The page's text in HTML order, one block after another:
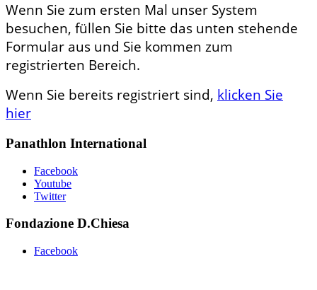
Wenn Sie zum ersten Mal unser System
besuchen, füllen Sie bitte das unten stehende
Formular aus und Sie kommen zum
registrierten Bereich.
Wenn Sie bereits registriert sind, klicken Sie
hier
Panathlon International
Facebook
Youtube
Twitter
Fondazione D.Chiesa
Facebook